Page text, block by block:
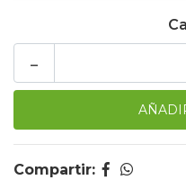
-
Compartir: